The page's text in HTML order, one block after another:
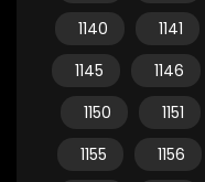
1140
1141
1145
1146
1150
1151
1155
1156